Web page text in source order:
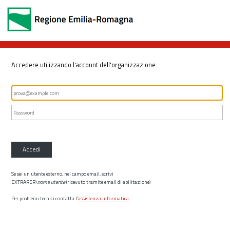
Accedere utilizzando l'account dell'organizzazione
Accedi
Se sei un utente esterno, nel campo email, scrivi
EXTRARER\nome utente(ricevuto tramite email di abilitazione)
Per problemi tecnici contatta l’assistenza informatica.